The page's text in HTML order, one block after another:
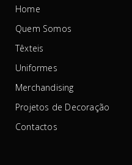
Home
Quem Somos
Têxteis
Uniformes
Merchandising
Projetos de Decoração
Contactos